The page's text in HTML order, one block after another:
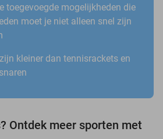
toegevoegde mogelijkheden die
moet je niet alleen snel zijn
kleiner dan tennisrackets en
Ontdek meer sporten met